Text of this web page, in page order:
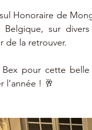
Honoraire de
sur divers
de la retrouver.
pour cette
l’année ! 🥂